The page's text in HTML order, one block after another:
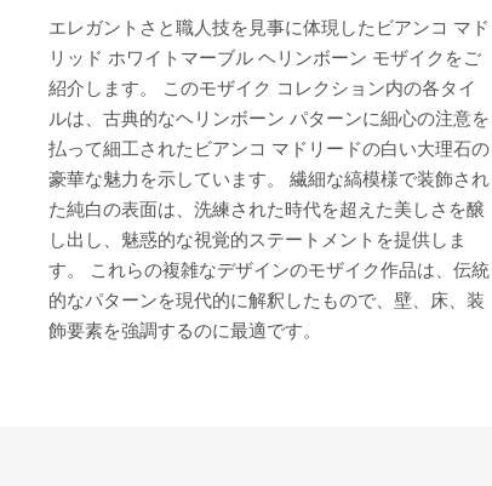
エレガントさと職人技を見事に体現したビアンコ マド
リッド ホワイトマーブル ヘリンボーン モザイクをご
紹介します。 このモザイク コレクション内の各タイ
ルは、古典的なヘリンボーン パターンに細心の注意を
払って細工されたビアンコ マドリードの白い大理石の
豪華な魅力を示しています。 繊細な縞模様で装飾され
た純白の表面は、洗練された時代を超えた美しさを醸
し出し、魅惑的な視覚的ステートメントを提供しま
す。 これらの複雑なデザインのモザイク作品は、伝統
的なパターンを現代的に解釈したもので、壁、床、装
飾要素を強調するのに最適です。